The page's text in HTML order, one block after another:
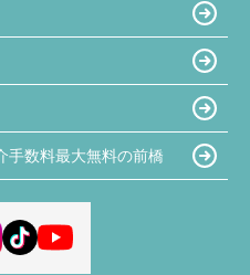
手数料最大無料の前橋